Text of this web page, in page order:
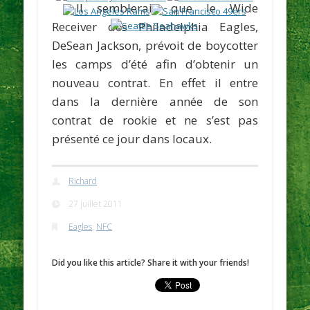
Il semblerait que le Wide
Receiver des Philadelphia Eagles,
DeSean Jackson, prévoit de boycotter
les camps d’été afin d’obtenir un
nouveau contrat. En effet il entre
dans la dernière année de son
contrat de rookie et ne s’est pas
présenté ce jour dans locaux.
Richard
27 juillet 2011
Eagles, NFC
Did you like this article? Share it with your friends!